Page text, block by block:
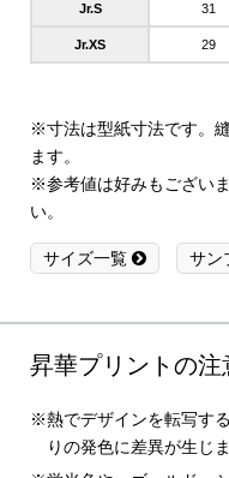
Jr.S 31
Jr.XS 29
※寸法は型紙寸法です。
ます。
※参考値は好みもござい
い。
サイズ一覧 サン
昇華プリントの注
熱でデザインを転写す
りの発色に差異が生じま